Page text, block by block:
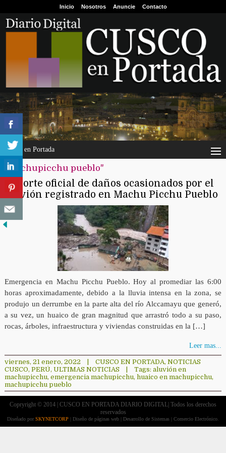
Inicio Nosotros Anuncie Contacto
Cusco en Portada
"machupicchu pueblo"
Reporte oficial de daños ocasionados por el
aluvión registrado en Machu Picchu Pueblo
Emergencia en Machu Picchu Pueblo. Hoy al promediar las 6:00
horas aproximadamente, debido a la lluvia intensa en la zona, se
produjo un derrumbe en la parte alta del río Alccamayu que generó,
a su vez, un huaico de gran magnitud que arrastró todo a su paso,
rocas, árboles, infraestructura y viviendas construidas en la […]
Leer mas...
viernes, 21 enero, 2022 CUSCO EN PORTADA, NOTICIAS
CUSCO, PERÚ, ULTIMAS NOTICIAS Tags: aluvión en
machupicchu, emergencia machupicchu, huaico en machupicchu,
machupicchu pueblo
Copryright © 2014 | CUSCO EN PORTADA DIARIO DIGITAL| Todos los derechos
reservados
Diseñado por SKYNETCORP | Diseño de páginas web | Desarrollo de Sistemas | Comercio Electrónico.